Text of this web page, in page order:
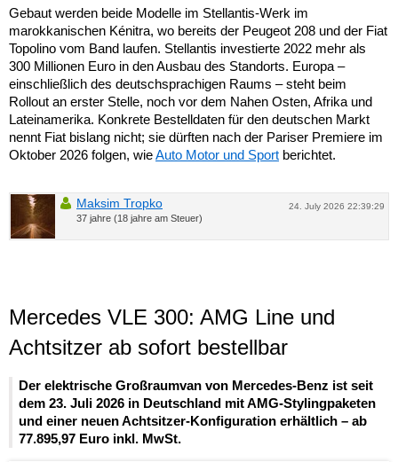
Gebaut werden beide Modelle im Stellantis-Werk im
marokkanischen Kénitra, wo bereits der Peugeot 208 und der Fiat
Topolino vom Band laufen. Stellantis investierte 2022 mehr als
300 Millionen Euro in den Ausbau des Standorts. Europa –
einschließlich des deutschsprachigen Raums – steht beim
Rollout an erster Stelle, noch vor dem Nahen Osten, Afrika und
Lateinamerika. Konkrete Bestelldaten für den deutschen Markt
nennt Fiat bislang nicht; sie dürften nach der Pariser Premiere im
Oktober 2026 folgen, wieAuto Motor und Sport berichtet.
24. July 2026 22:39:29
Maksim Tropko
37 jahre (18 jahre am Steuer)
Mercedes VLE 300: AMG Line und
Achtsitzer ab sofort bestellbar
Der elektrische Großraumvan von Mercedes-Benz ist seit
dem 23. Juli 2026 in Deutschland mit AMG-Stylingpaketen
und einer neuen Achtsitzer-Konfiguration erhältlich – ab
77.895,97 Euro inkl. MwSt.